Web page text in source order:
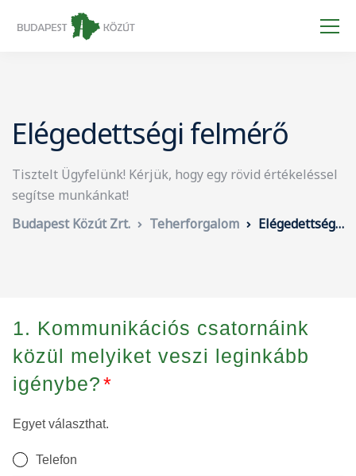
Elégedettségi felmérő
Tisztelt Ügyfelünk! Kérjük, hogy egy rövid értékeléssel
segítse munkánkat!
Budapest Közút Zrt.
Teherforgalom Elégedettségi felmérő
1. Kommunikációs csatornáink
közül melyiket veszi leginkább
igénybe?*
Egyet választhat.
Telefon